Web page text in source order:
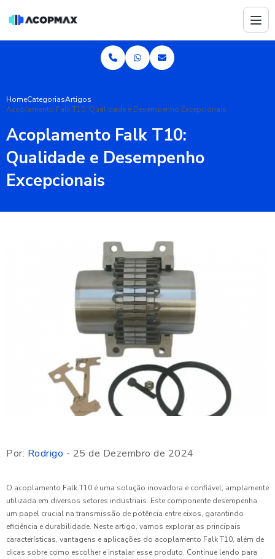
HomeCategoriasArtigos
Acoplamento Falk T10: Qualidade e Desempenho Excepcionais
Acoplamento Falk T10:
Qualidade e Desempenho
Excepcionais
Por: Rodrigo - 25 de Dezembro de 2024
O acoplamento Falk T10 é uma solução inovadora e confiável, amplamente
utilizada em diversos setores industriais. Este componente desempenha
um papel crucial na transmissão de potência entre eixos, garantindo
eficiência e durabilidade. Neste artigo, vamos explorar as principais
características, vantagens e aplicações do acoplamento Falk T10, além de
dicas sobre como escolher e instalar esse produto. Continue lendo para